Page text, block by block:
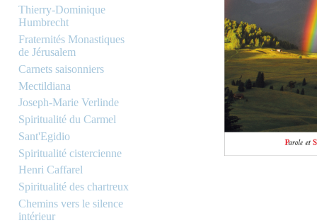
Thierry-Dominique
Humbrecht
Fraternités Monastiques
de Jérusalem
Carnets saisonniers
Mectildiana
Joseph-Marie Verlinde
Spiritualité du Carmel
Sant'Egidio
Spiritualité cistercienne
Henri Caffarel
Spiritualité des chartreux
Chemins vers le silence
intérieur